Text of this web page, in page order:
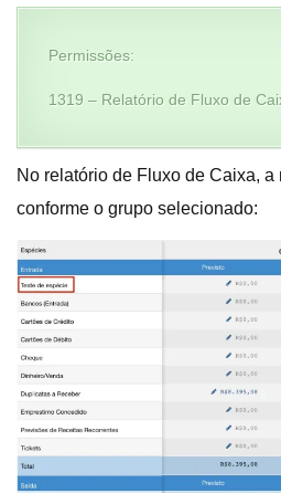
Permissões:
1319 – Relatório de Fluxo de
No relatório de Fluxo de Caixa,
conforme o grupo selecionado: